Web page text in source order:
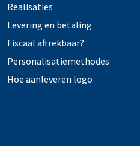
Realisaties
Levering en betaling
Fiscaal aftrekbaar?
Personalisatiemethodes
Hoe aanleveren logo